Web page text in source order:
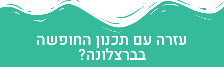
עזרה עם תכנון החופשה
בברצלונה?